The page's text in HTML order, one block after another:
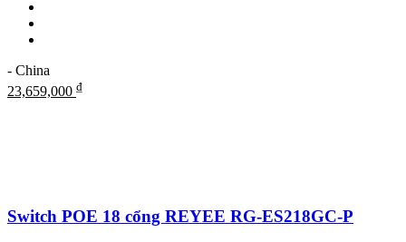
- China
23,659,000 ₫
Switch POE 18 cổng REYEE RG-ES218GC-P